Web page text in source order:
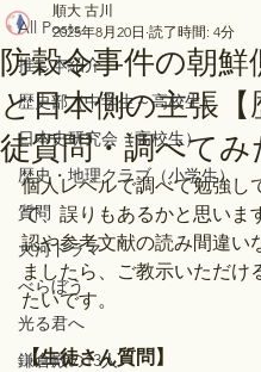
All Posts
推し本紹介
歴史部（中学生～高校生）
日本史研究会（高校生）
歴史・地理クラブ（小学生）
質問
大河ドラマ
べらぼう
光る君へ
鎌倉殿の13人
防穀令事件の朝鮮
と日本側の主張【
徒質問・調べてみ
順大 古川
2025年8月20日 読了時間: 4分
個人レベルで調べて勉強し
で、誤りもあるかと思いま
認や参考文献の読み間違い
ましたら、ご教示いただけ
たいです。
【生徒さん質問】